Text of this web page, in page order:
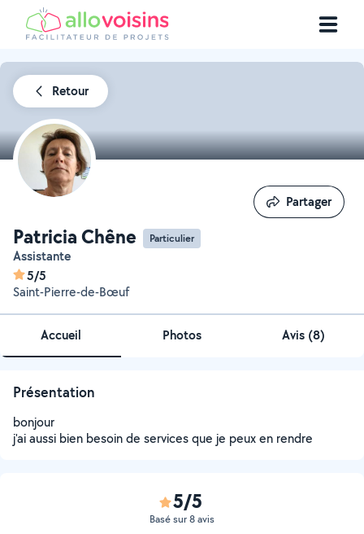
Retour
Patricia Chêne Particulier
Assistante
5/5
Saint-Pierre-de-Bœuf
Partager
Partager
Accueil Photos Avis (8)
Présentation
bonjour
j'ai aussi bien besoin de services que je peux en rendre
5/5
Basé sur 8 avis